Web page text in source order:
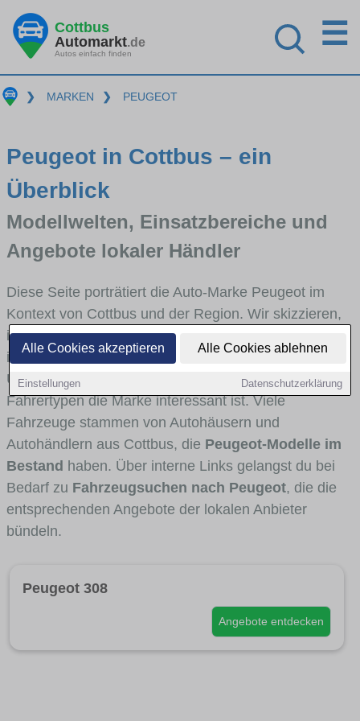
Alle Cookies akzeptieren Alle Cookies ablehnen
Einstellungen Datenschutzerklärung
Cottbus
Automarkt.de
Autos einfach finden
☰
❯ MARKEN ❯ PEUGEOT
Peugeot in Cottbus – ein
Überblick
Modellwelten, Einsatzbereiche und
Angebote lokaler Händler
Diese Seite porträtiert die Auto-Marke Peugeot im
Kontext von Cottbus und der Region. Wir skizzieren,
in welchen Fahrzeugklassen Peugeot stark vertreten
ist, welche Modellreihen häufig im Stadt- und
Umlandverkehr zu sehen sind und für welche
Fahrertypen die Marke interessant ist. Viele
Fahrzeuge stammen von Autohäusern und
Autohändlern aus Cottbus, die Peugeot-Modelle im
Bestand haben. Über interne Links gelangst du bei
Bedarf zu Fahrzeugsuchen nach Peugeot, die die
entsprechenden Angebote der lokalen Anbieter
bündeln.
Peugeot 308
Angebote entdecken